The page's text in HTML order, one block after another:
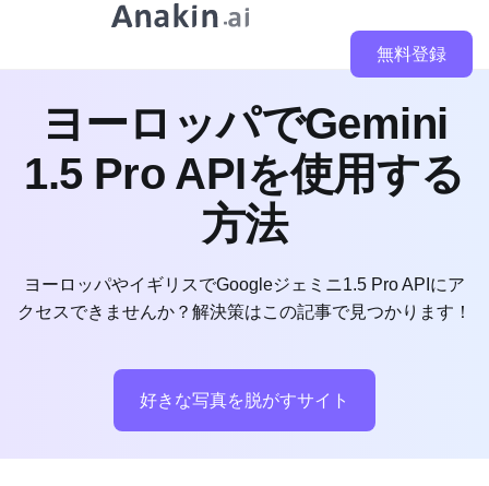
無料登録
ヨーロッパでGemini
1.5 Pro APIを使用する
方法
ヨーロッパやイギリスでGoogleジェミニ1.5 Pro APIにア
クセスできませんか？解決策はこの記事で見つかります！
好きな写真を脱がすサイト